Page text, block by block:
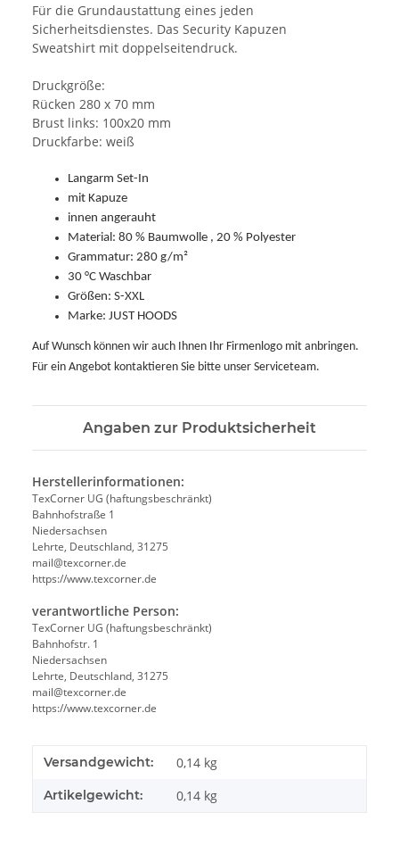
Für die Grundaustattung eines jeden
Sicherheitsdienstes. Das Security Kapuzen
Sweatshirt mit doppelseitendruck.
Druckgröße:
Rücken 280 x 70 mm
Brust links: 100x20 mm
Druckfarbe: weiß
Langarm Set-In
mit Kapuze
innen angerauht
Material: 80 % Baumwolle , 20 % Polyester
Grammatur: 280 g/m²
30 °C Waschbar
Größen: S-XXL
Marke: JUST HOODS
Auf Wunsch können wir auch Ihnen Ihr Firmenlogo mit anbringen.
Für ein Angebot kontaktieren Sie bitte unser Serviceteam.
Angaben zur Produktsicherheit
Herstellerinformationen:
TexCorner UG (haftungsbeschränkt)
Bahnhofstraße 1
Niedersachsen
Lehrte, Deutschland, 31275
mail@texcorner.de
https://www.texcorner.de
verantwortliche Person:
TexCorner UG (haftungsbeschränkt)
Bahnhofstr. 1
Niedersachsen
Lehrte, Deutschland, 31275
mail@texcorner.de
https://www.texcorner.de
Versandgewicht: 0,14 kg
Artikelgewicht: 0,14 kg